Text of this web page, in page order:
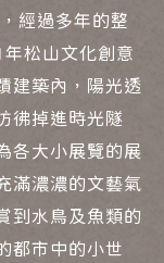
經過多年的整
松山文化創意
建築內，陽光透
彿掉進時光隧
各大小展覽的展
滿濃濃的文藝氣
到水鳥及魚類的
都市中的小世